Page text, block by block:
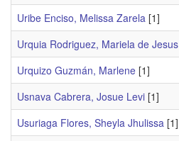
Uribe Enciso, Melissa Zarela [1]
Urquia Rodriguez, Mariela de Jesus
Urquizo Guzmán, Marlene [1]
Usnava Cabrera, Josue Levi [1]
Usuriaga Flores, Sheyla Jhulissa [1]